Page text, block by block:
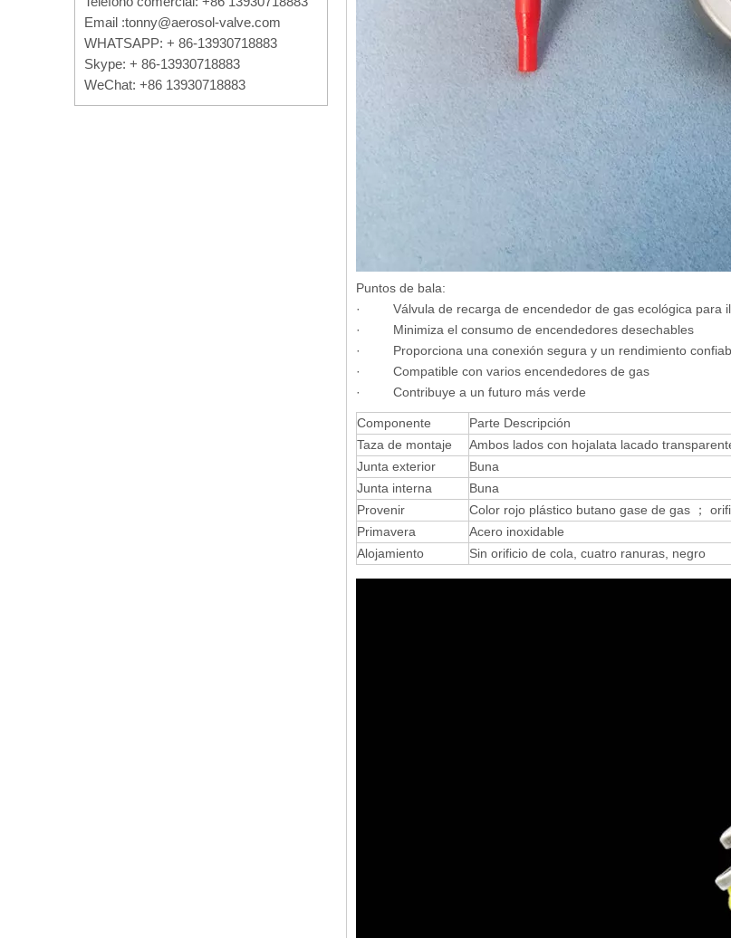
Email :tonny@aerosol-valve.com
WHATSAPP: + 86-13930718883
Skype: + 86-13930718883
WeChat: +86 13930718883
Puntos de bala:
· Válvula de recarga de encendedor de gas ecológica para
· Minimiza el consumo de encendedores desechables
· Proporciona una conexión segura y un rendimiento
· Compatible con varios encendedores de gas
· Contribuye a un futuro más verde
Componente
Parte Descripción
Taza de montaje
Ambos lados con hojalata lacado
Junta exterior
Buna
Junta interna
Buna
Provenir
Color rojo plástico butano gase de gas ；
Primavera
Acero inoxidable
Alojamiento
Sin orificio de cola, cuatro ranuras, negro